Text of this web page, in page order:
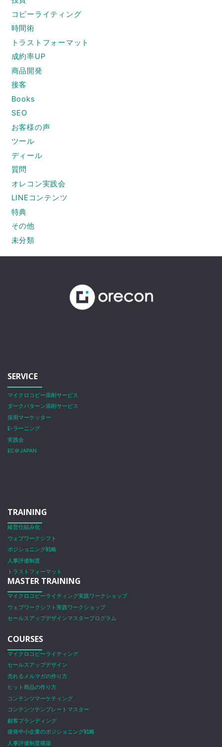
コピーライティング
時間術
トラストフォーマット
成約率UP
商品開発
接客
Books
SEO
お客様の声
ツール
ディール
質問
オレコン実践会
LINEコンテンツ
特典
その他
未分類
SERVICE
マイクロコピー添削サービス
ダークパターン添削サービス
採用マーケッター
E-ラーニング
実践会
EC＠JAPAN
TRAINING
経営仕組み化
ウェブワークシフト
ポジショニング戦略
人事評価制度
トラストフォーマット
MASTER TRAINING
マイクロコピーライティング実践ワークショップ
ウェブワークシフト実践ワークショップ
セールスアップデザインマスタープログラム
COURSES
マイクロコピーライティング
セールスアップデザイン
売れるメルマガの作り方
ヒット商品の作り方
コンテンツマーケティング
コンテンツテンプレートマスター
顧客ブランディング
後発中小企業のポジショニング戦略
人事評価制度構築